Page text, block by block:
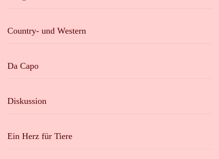
Country- und Western
Da Capo
Diskussion
Ein Herz für Tiere